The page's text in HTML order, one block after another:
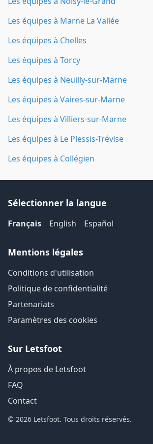
Les équipes à Marne La Vallée
Les équipes à Chelles
Les équipes à Torcy
Les équipes à Neuilly-sur-Marne
Les équipes à Vaires-sur-Marne
Les équipes à Villiers-sur-Marne
Les équipes à Le Plessis-Trévise
Les équipes à Collégien
Sélectionner la langue
Français English Español
Mentions légales
Conditions d'utilisation
Politique de confidentialité
Partenariats
Paramètres des cookies
Sur Letsfoot
À propos de Letsfoot
FAQ
Contact
© 2026 Letsfoot. Tous droits réservés.